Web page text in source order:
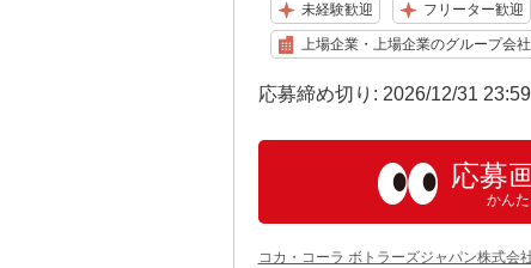
未経験歓迎 フリーター歓迎
上場企業・上場企業のグループ会社
応募締め切り: 2026/12/31
応募
かん
コカ・コーラ ボトラーズジャパン株式会